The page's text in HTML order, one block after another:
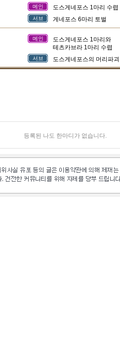
메인 도스게네포스 1마리 수렵
서브 게네포스 6마리 토벌
메인
도스게네포스 1마리와
테츠카브라 1마리 수렵
서브 도스게네포스의 머리파괴
등록된 나도 한마디가 없습니다.